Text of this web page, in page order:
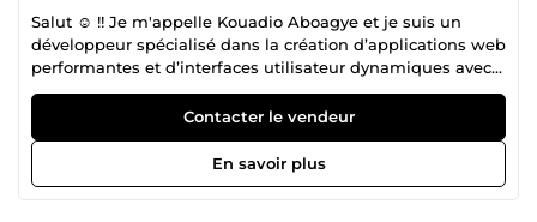
Salut ☺️ !! Je m'appelle Kouadio Aboagye et je suis un
développeur spécialisé dans la création d’applications web
performantes et d’interfaces utilisateur dynamiques avec
React et Next.js. Titulaire d’un BTS en Informatique et
Développement d’Applications, j’ai acquis une solide
expérience dès le début de ma carrière lors d’un stage en
développement front-end dans une entreprise de conseil
informatique, expérience qui s’est naturellement
Contacter le vendeur
En savoir plus